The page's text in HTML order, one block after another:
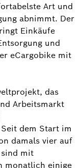
Art und
abnimmt. Der
Einkäufe
und
eCargobike mit
das
Arbeitsmarkt
dem Start im
damals vier auf
sind mit
monatlich einige